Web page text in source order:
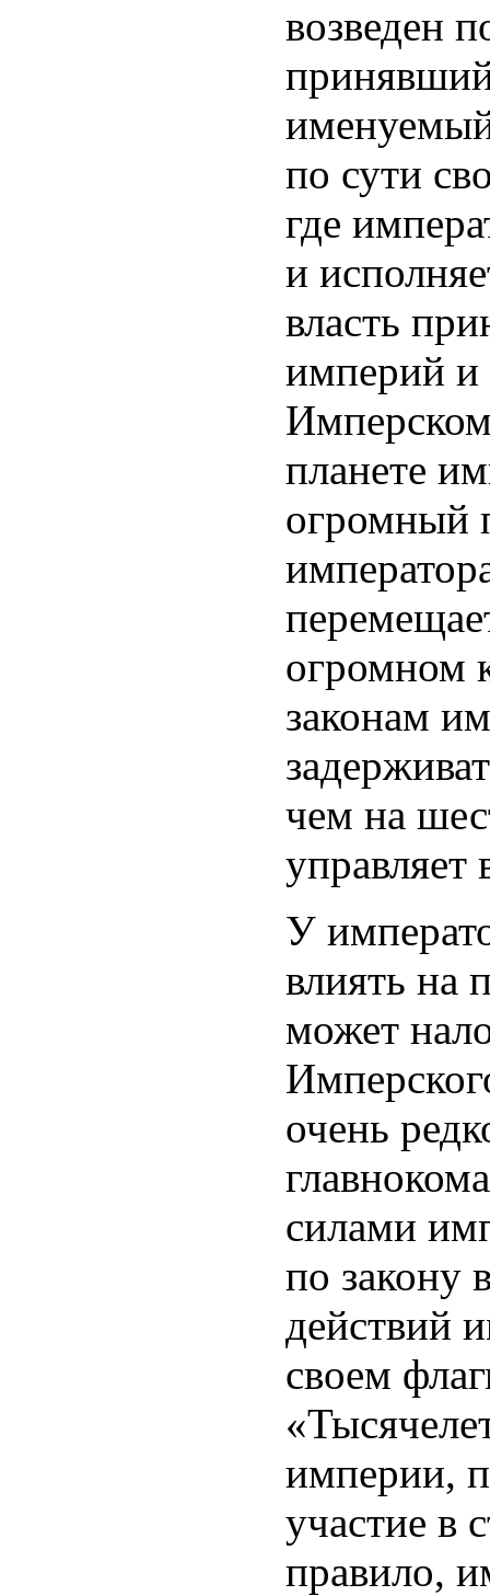
возведен
по сути
где
и
власть
империй и
Имперском
планете
огромный
огромном
законам
чем на
управляет
У
влиять на
может
очень
силами
по закону
действий
своем
империи,
участие в
правило,